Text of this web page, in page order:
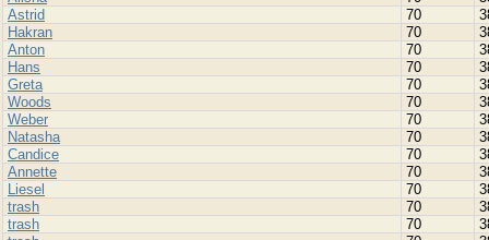
Astrid
70
Hakran
70
Anton
70
Hans
70
Greta
70
Woods
70
Weber
70
Natasha
70
Candice
70
Annette
70
Liesel
70
trash
70
trash
70